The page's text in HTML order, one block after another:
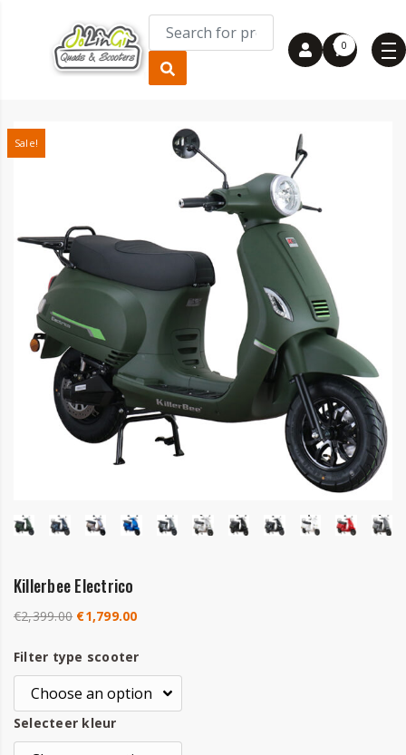
0
Sale!
Killerbee Electrico
€2,399.00 €1,799.00
Filter type scooter
Selecteer kleur